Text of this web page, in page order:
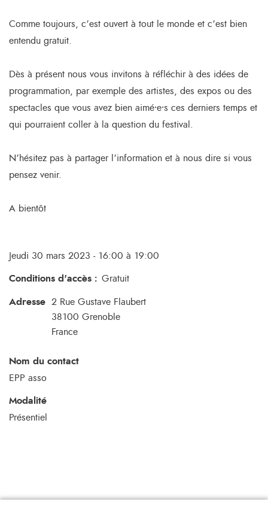
Comme toujours, c’est ouvert à tout le monde et c’est bien
entendu gratuit.
Dès à présent nous vous invitons à réfléchir à des idées de
programmation, par exemple des artistes, des expos ou des
spectacles que vous avez bien aimé⸱e⸱s ces derniers temps et
qui pourraient coller à la question du festival.
N’hésitez pas à partager l’information et à nous dire si vous
pensez venir.
A bientôt
Jeudi 30 mars 2023 - 16:00 à 19:00
Conditions d'accès : Gratuit
Adresse
2 Rue Gustave Flaubert
38100 Grenoble
France
Nom du contact
EPP asso
Modalité
Présentiel